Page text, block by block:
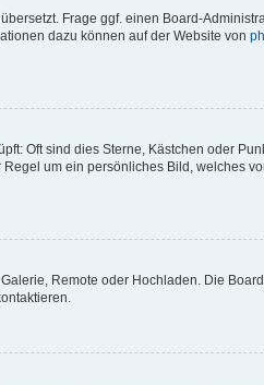
Frage ggf. einen Board-
dazu können auf der Website von
Oft sind dies Sterne, Kästchen oder
um ein persönliches Bild, welches
Remote oder Hochladen. Die